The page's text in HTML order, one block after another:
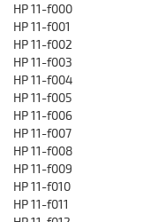
HP 11-f000
HP 11-f001
HP 11-f002
HP 11-f003
HP 11-f004
HP 11-f005
HP 11-f006
HP 11-f007
HP 11-f008
HP 11-f009
HP 11-f010
HP 11-f011